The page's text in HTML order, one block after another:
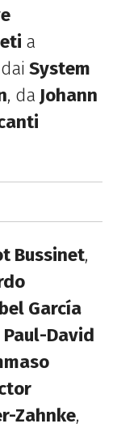
a
System
, da Johann
Bussinet,
García
Paul-David
Zahnke,